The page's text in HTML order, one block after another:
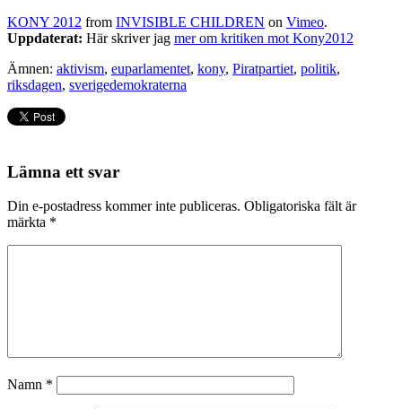
KONY 2012 from INVISIBLE CHILDREN on Vimeo.
Uppdaterat: Här skriver jag mer om kritiken mot Kony2012
Ämnen: aktivism, euparlamentet, kony, Piratpartiet, politik,
riksdagen, sverigedemokraterna
Lämna ett svar
Din e-postadress kommer inte publiceras. Obligatoriska fält är
märkta *
Namn *